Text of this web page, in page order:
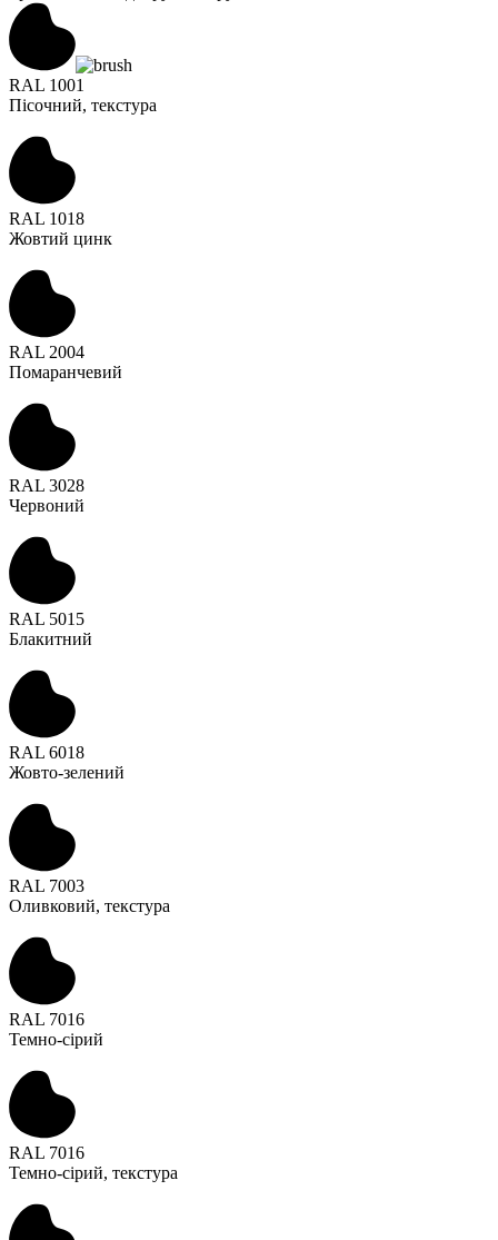
RAL 1001
Пісочний, текстура
RAL 1018
Жовтий цинк
RAL 2004
Помаранчевий
RAL 3028
Червоний
RAL 5015
Блакитний
RAL 6018
Жовто-зелений
RAL 7003
Оливковий, текстура
RAL 7016
Темно-сірий
RAL 7016
Темно-сірий, текстура